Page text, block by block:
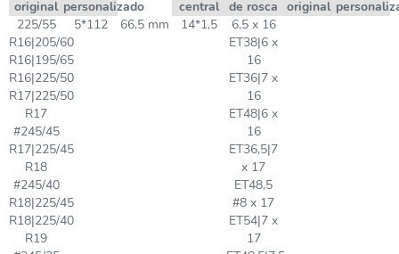
original personalizado
central de rosca original
225/55
R16|205/60
R16|195/65
R16|225/50
R17|225/50
R17
#245/45
R17|225/45
R18
#245/40
R18|225/45
R18|225/40
R19
5*112 66,5 mm 14*1,5
6,5 x 16
ET38|6 x
16
ET36|7 x
16
ET48|6 x
16
ET36,5|7
x 17
ET48,5
#8 x 17
ET54|7 x
17